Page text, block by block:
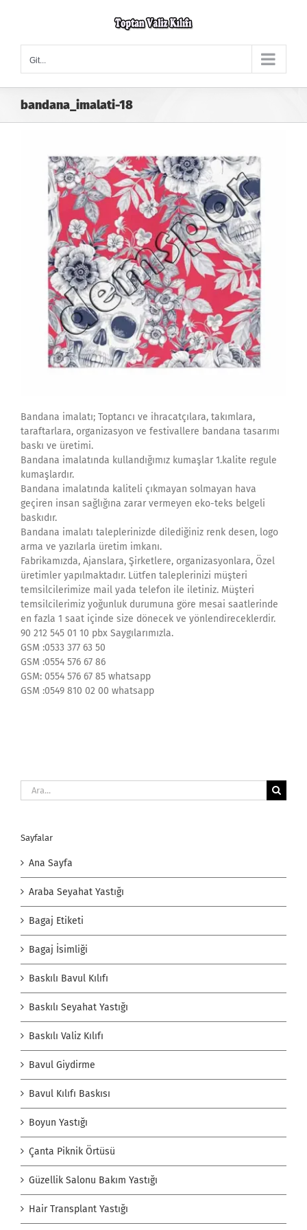
Git...
bandana_imalati-18
Bandana imalatı; Toptancı ve ihracatçılara, takımlara,
taraftarlara, organizasyon ve festivallere bandana tasarımı
baskı ve üretimi.
Bandana imalatında kullandığımız kumaşlar 1.kalite regule
kumaşlardır.
Bandana imalatında kaliteli çıkmayan solmayan hava
geçiren insan sağlığına zarar vermeyen eko-teks belgeli
baskıdır.
Bandana imalatı taleplerinizde dilediğiniz renk desen, logo
arma ve yazılarla üretim imkanı.
Fabrikamızda, Ajanslara, Şirketlere, organizasyonlara, Özel
üretimler yapılmaktadır. Lütfen taleplerinizi müşteri
temsilcilerimize mail yada telefon ile iletiniz. Müşteri
temsilcilerimiz yoğunluk durumuna göre mesai saatlerinde
en fazla 1 saat içinde size dönecek ve yönlendireceklerdir.
90 212 545 01 10 pbx Saygılarımızla.
GSM :0533 377 63 50
GSM :0554 576 67 86
GSM: 0554 576 67 85 whatsapp
GSM :0549 810 02 00 whatsapp
Ara:
Sayfalar
Ana Sayfa
Araba Seyahat Yastığı
Bagaj Etiketi
Bagaj İsimliği
Baskılı Bavul Kılıfı
Baskılı Seyahat Yastığı
Baskılı Valiz Kılıfı
Bavul Giydirme
Bavul Kılıfı Baskısı
Boyun Yastığı
Çanta Piknik Örtüsü
Güzellik Salonu Bakım Yastığı
Hair Transplant Yastığı